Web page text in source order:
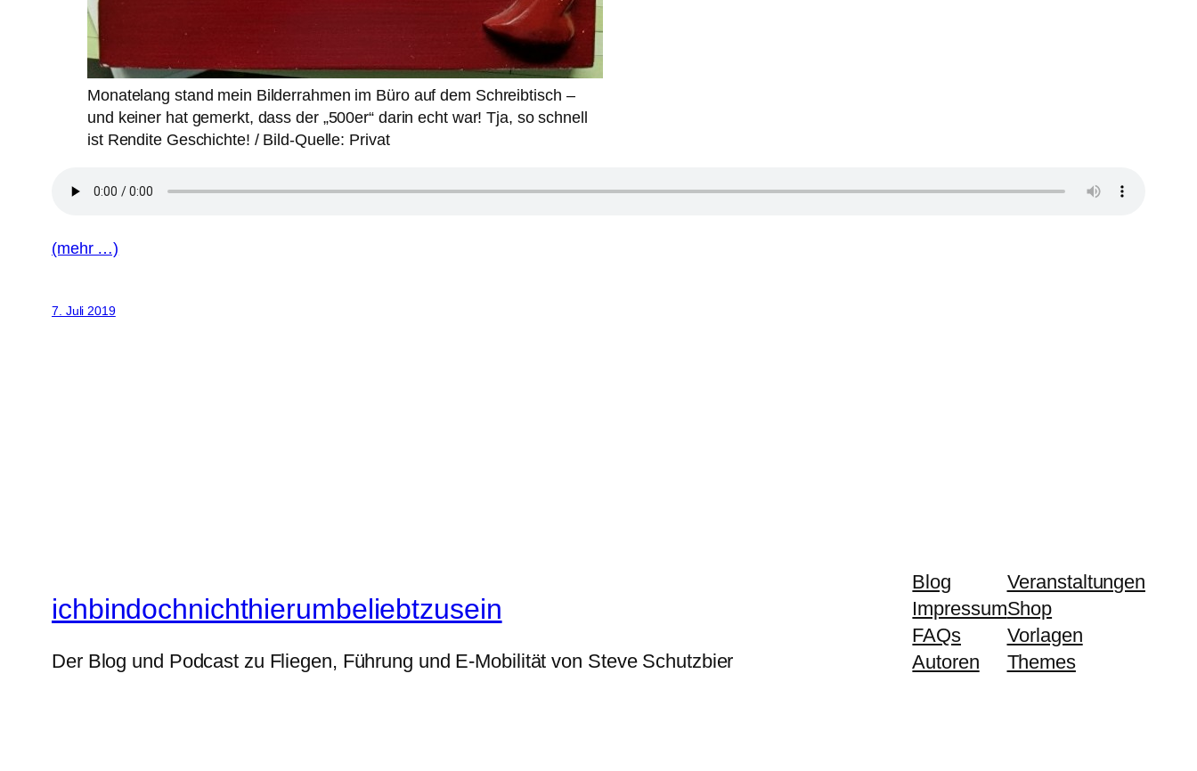
Monatelang stand mein Bilderrahmen im Büro auf dem Schreibtisch –
und keiner hat gemerkt, dass der „500er“ darin echt war! Tja, so schnell
ist Rendite Geschichte! / Bild-Quelle: Privat
(mehr …)
7. Juli 2019
ichbindochnichthierumbeliebtzusein
Der Blog und Podcast zu Fliegen, Führung und E-Mobilität von Steve Schutzbier
Blog
Impressum
FAQs
Autoren
Veranstaltungen
Shop
Vorlagen
Themes